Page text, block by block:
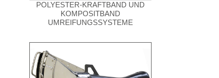
POLYESTER-KRAFTBAND UND
KOMPOSITBAND
UMREIFUNGSSYSTEME